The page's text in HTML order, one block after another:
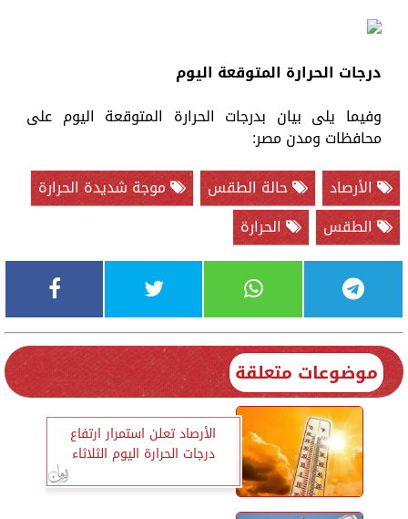
درجات الحرارة المتوقعة اليوم
وفيما يلى بيان بدرجات الحرارة المتوقعة اليوم على
محافظات ومدن مصر:
الأرصاد
حالة الطقس
موجة شديدة الحرارة
الطقس
الحرارة
موضوعات متعلقة
الأرصاد تعلن استمرار ارتفاع
درجات الحرارة اليوم الثلاثاء